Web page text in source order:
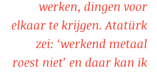
werken, dingen voor
elkaar te krijgen. Atatürk
zei: ‘werkend metaal
roest niet’ en daar kan ik